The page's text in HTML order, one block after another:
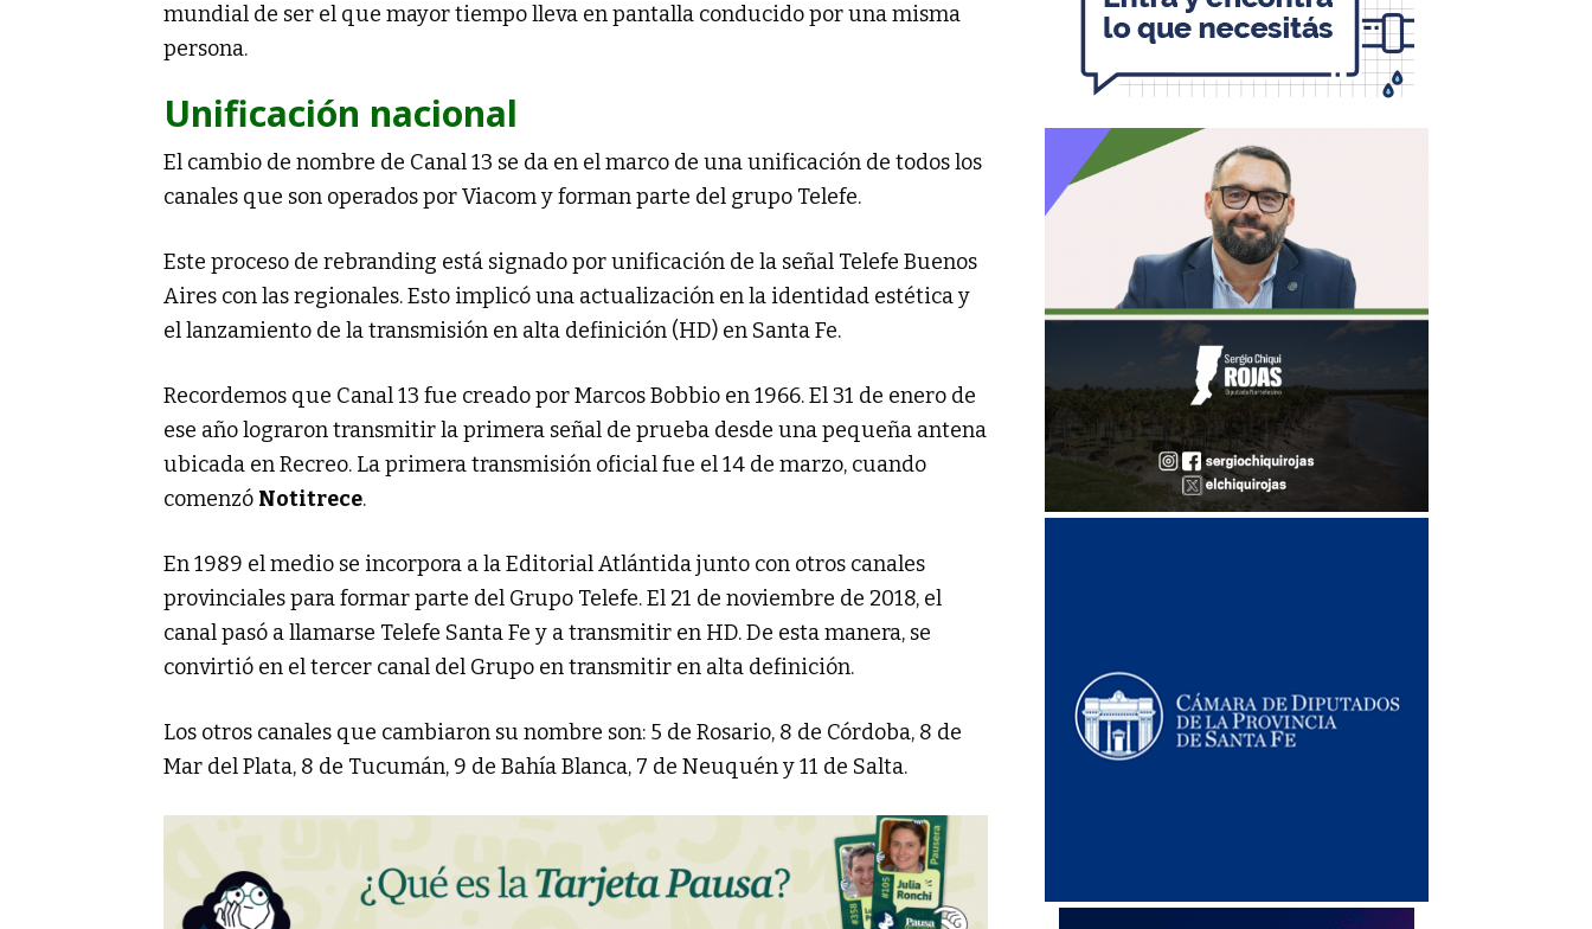
mundial de ser el que mayor tiempo lleva en pantalla conducido por una misma
persona.
Unificación nacional
El cambio de nombre de Canal 13 se da en el marco de una unificación de todos los
canales que son operados por Viacom y forman parte del grupo Telefe.
Este proceso de rebranding está signado por unificación de la señal Telefe Buenos
Aires con las regionales. Esto implicó una actualización en la identidad estética y
el lanzamiento de la transmisión en alta definición (HD) en Santa Fe.
Recordemos que Canal 13 fue creado por Marcos Bobbio en 1966. El 31 de enero de
ese año lograron transmitir la primera señal de prueba desde una pequeña antena
ubicada en Recreo. La primera transmisión oficial fue el 14 de marzo, cuando
comenzó Notitrece.
En 1989 el medio se incorpora a la Editorial Atlántida junto con otros canales
provinciales para formar parte del Grupo Telefe. El 21 de noviembre de 2018, el
canal pasó a llamarse Telefe Santa Fe y a transmitir en HD. De esta manera, se
convirtió en el tercer canal del Grupo en transmitir en alta definición.
Los otros canales que cambiaron su nombre son: 5 de Rosario, 8 de Córdoba, 8 de
Mar del Plata, 8 de Tucumán, 9 de Bahía Blanca, 7 de Neuquén y 11 de Salta.